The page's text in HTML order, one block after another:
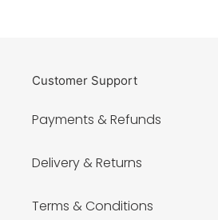
Customer Support
Payments & Refunds
Delivery & Returns
Terms & Conditions